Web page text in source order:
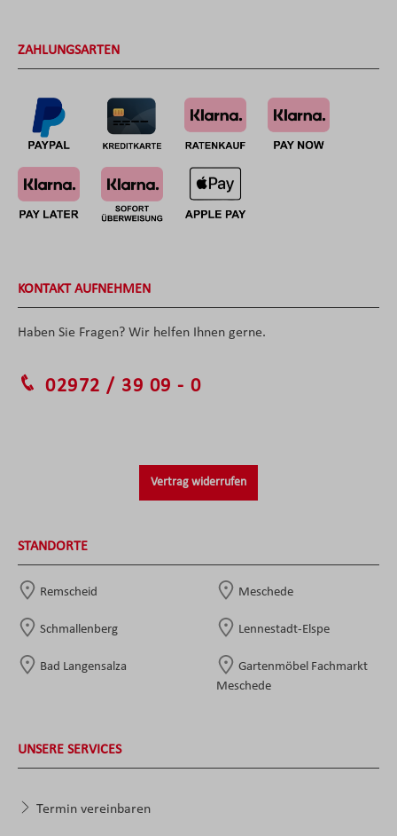
ZAHLUNGSARTEN
KONTAKT AUFNEHMEN
Haben Sie Fragen? Wir helfen Ihnen gerne.
02972 / 39 09 - 0
Vertrag widerrufen
STANDORTE
Remscheid Meschede
Schmallenberg Lennestadt-Elspe
Bad Langensalza
Gartenmöbel Fachmarkt
Meschede
UNSERE SERVICES
Termin vereinbaren